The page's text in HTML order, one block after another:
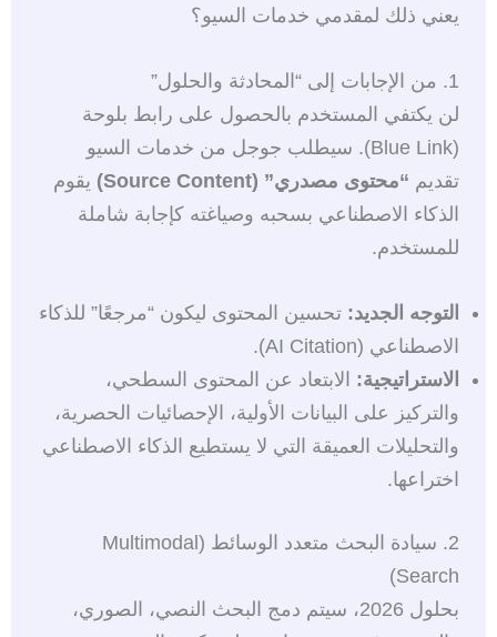
يعني ذلك لمقدمي خدمات السيو؟
1. من الإجابات إلى “المحادثة والحلول”
لن يكتفي المستخدم بالحصول على رابط بلوحة
(Blue Link). سيطلب جوجل من خدمات السيو
تقديم “محتوى مصدري” (Source Content)
يقوم
الذكاء الاصطناعي بسحبه وصياغته كإجابة شاملة
للمستخدم.
التوجه الجديد: تحسين المحتوى ليكون “مرجعًا” للذكاء
الاصطناعي (AI Citation).
الاستراتيجية: الابتعاد عن المحتوى السطحي،
والتركيز على البيانات الأولية، الإحصائيات الحصرية،
والتحليلات العميقة التي لا يستطيع الذكاء الاصطناعي
اختراعها.
2. سيادة البحث متعدد الوسائط (Multimodal
Search)
بحلول 2026، سيتم دمج البحث النصي، الصوري،